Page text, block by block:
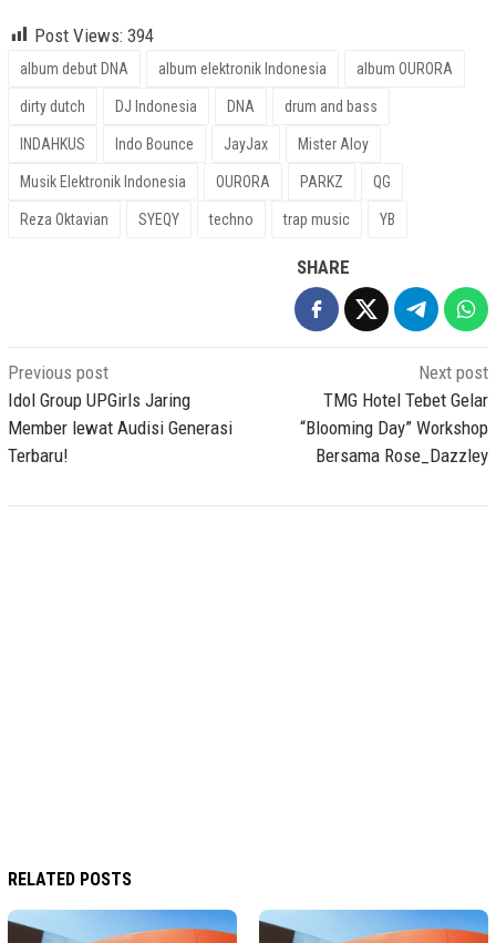
Post Views: 394
album debut DNA album elektronik Indonesia album OURORA
dirty dutch DJ Indonesia DNA drum and bass
INDAHKUS Indo Bounce JayJax Mister Aloy
Musik Elektronik Indonesia OURORA PARKZ QG
Reza Oktavian SYEQY techno trap music YB
SHARE
Post
navigation
Previous post
Idol Group UPGirls Jaring
Member lewat Audisi Generasi
Terbaru!
Next post
TMG Hotel Tebet Gelar
“Blooming Day” Workshop
Bersama Rose_Dazzley
RELATED POSTS